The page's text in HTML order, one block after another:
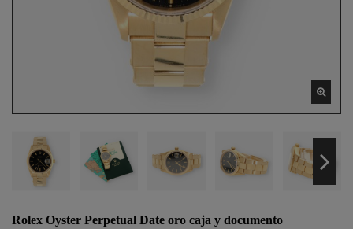
Rolex Oyster Perpetual Date oro caja y documento